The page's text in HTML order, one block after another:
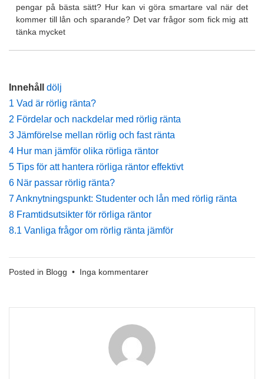
pengar på bästa sätt? Hur kan vi göra smartare val när det
kommer till lån och sparande? Det var frågor som fick mig att
tänka mycket
Innehåll
dölj
1 Vad är rörlig ränta?
2 Fördelar och nackdelar med rörlig ränta
3 Jämförelse mellan rörlig och fast ränta
4 Hur man jämför olika rörliga räntor
5 Tips för att hantera rörliga räntor effektivt
6 När passar rörlig ränta?
7Anknytningspunkt: Studenter och lån med rörlig ränta
8 Framtidsutsikter för rörliga räntor
8.1 Vanliga frågor om rörlig ränta jämför
Posted in Blogg • Inga kommentarertill